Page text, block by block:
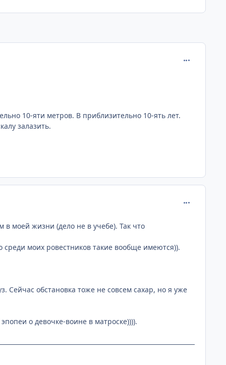
10-яти метров. В приблизительно 10-ять лет.
залазить.
моей жизни (дело не в учебе). Так что
моих ровестников такие вообще имеются)).
Сейчас обстановка тоже не совсем сахар, но я уже
о девочке-воине в матроске)))).